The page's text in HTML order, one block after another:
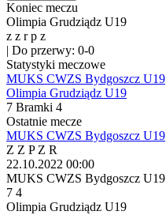
Koniec meczu
Olimpia Grudziądz U19
z z rp z
| Do przerwy: 0-0
Statystyki meczowe
MUKS CWZS Bydgoszcz U19
Olimpia Grudziądz U19
7 Bramki 4
Ostatnie mecze
MUKS CWZS Bydgoszcz U19
Z Z PZ R
22.10.2022 00:00
MUKS CWZS Bydgoszcz U19
7 4
Olimpia Grudziądz U19